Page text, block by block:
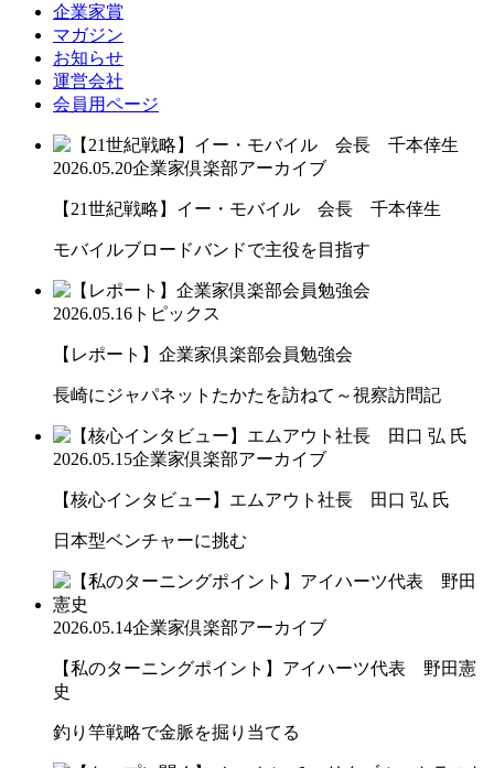
企業家賞
マガジン
お知らせ
運営会社
会員用ページ
2026.05.20企業家倶楽部アーカイブ
【21世紀戦略】イー・モバイル 会長 千本倖生
モバイルブロードバンドで主役を目指す
2026.05.16 トピックス
【レポート】企業家倶楽部会員勉強会
長崎にジャパネットたかたを訪ねて～視察訪問記
2026.05.15企業家倶楽部アーカイブ
【核心インタビュー】エムアウト社長 田口 弘 氏
日本型ベンチャーに挑む
2026.05.14企業家倶楽部アーカイブ
【私のターニングポイント】アイハーツ代表 野田憲
史
釣り竿戦略で金脈を掘り当てる